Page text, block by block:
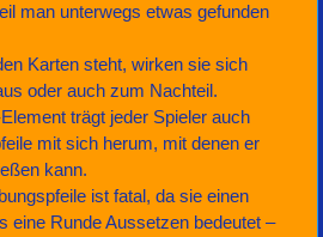
man unterwegs etwas gefunden
Karten steht, wirken sie sich
oder auch zum Nachteil.
trägt jeder Spieler auch
mit sich herum, mit denen er
kann.
ist fatal, da sie einen
eine Runde Aussetzen bedeutet –